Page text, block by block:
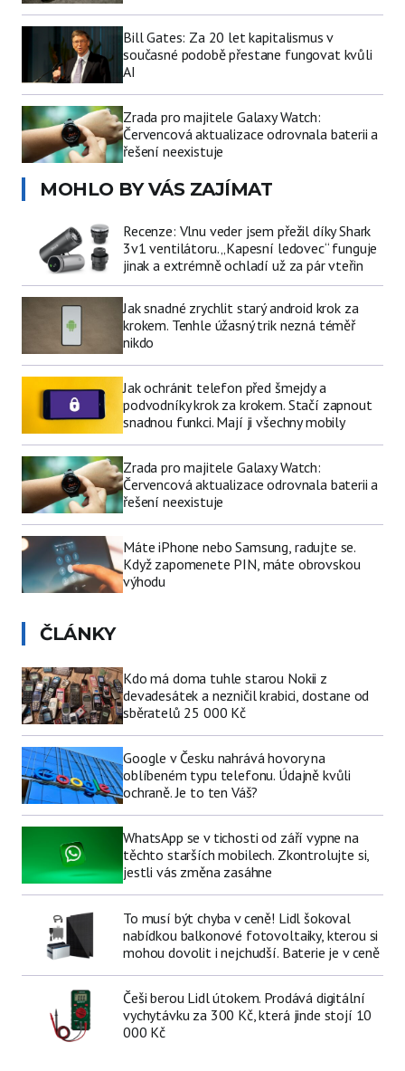
Bill Gates: Za 20 let kapitalismus v
současné podobě přestane fungovat kvůli
AI
Zrada pro majitele Galaxy Watch:
Červencová aktualizace odrovnala baterii a
řešení neexistuje
MOHLO BY VÁS ZAJÍMAT
Recenze: Vlnu veder jsem přežil díky Shark
3v1 ventilátoru. „Kapesní ledovec“ funguje
jinak a extrémně ochladí už za pár vteřin
Jak snadné zrychlit starý android krok za
krokem. Tenhle úžasný trik nezná téměř
nikdo
Jak ochránit telefon před šmejdy a
podvodníky krok za krokem. Stačí zapnout
snadnou funkci. Mají ji všechny mobily
Zrada pro majitele Galaxy Watch:
Červencová aktualizace odrovnala baterii a
řešení neexistuje
Máte iPhone nebo Samsung, radujte se.
Když zapomenete PIN, máte obrovskou
výhodu
ČLÁNKY
Kdo má doma tuhle starou Nokii z
devadesátek a nezničil krabici, dostane od
sběratelů 25 000 Kč
Google v Česku nahrává hovory na
oblíbeném typu telefonu. Údajně kvůli
ochraně. Je to ten Váš?
WhatsApp se v tichosti od září vypne na
těchto starších mobilech. Zkontrolujte si,
jestli vás změna zasáhne
To musí být chyba v ceně! Lidl šokoval
nabídkou balkonové fotovoltaiky, kterou si
mohou dovolit i nejchudší. Baterie je v ceně
Češi berou Lidl útokem. Prodává digitální
vychytávku za 300 Kč, která jinde stojí 10
000 Kč